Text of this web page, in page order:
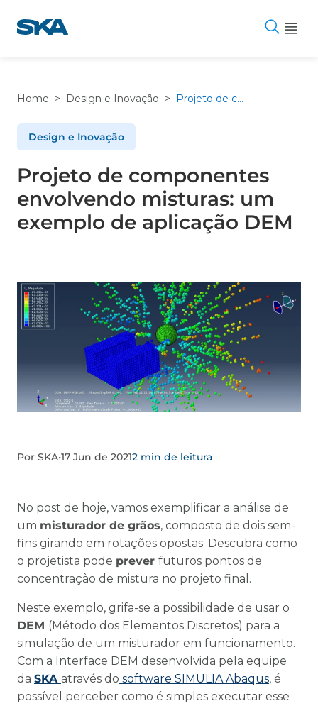
para
Home > Design e Inovação > Projeto de componentes envolvendo misturas: um exemplo de aplicação DEM
Design e Inovação
Projeto de componentes
envolvendo misturas: um
exemplo de aplicação DEM
Por SKA•17 Jun de 20212 min de leitura
No post de hoje, vamos exemplificar a análise de
um misturador de grãos, composto de dois sem-
fins girando em rotações opostas. Descubra como
o projetista pode prever futuros pontos de
concentração de mistura no projeto final.
Neste exemplo, grifa-se a possibilidade de usar o
DEM (Método dos Elementos Discretos) para a
simulação de um misturador em funcionamento.
Com a Interface DEM desenvolvida pela equipe
da SKA através do software SIMULIA Abaqus, é
possível perceber como é simples executar esse